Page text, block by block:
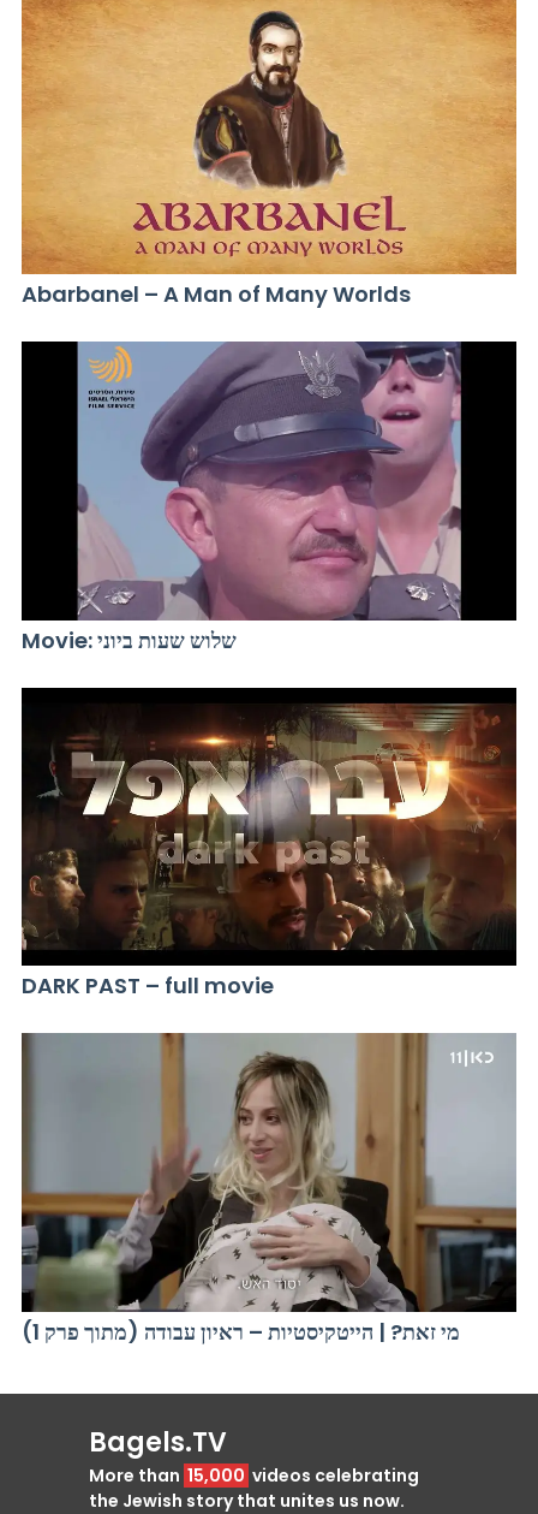
Abarbanel – A Man of Many Worlds
Movie: שלוש שעות ביוני
DARK PAST – full movie
מי זאת? | הייטקיסטיות – ראיון עבודה (מתוך פרק 1)
Bagels.TV
More than 15,000 videos celebrating
the Jewish story that unites us now.